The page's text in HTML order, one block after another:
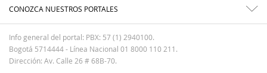
CONOZCA NUESTROS PORTALES
Info general del portal: PBX: 57 (1) 2940100.
Bogotá 5714444 - Línea Nacional 01 8000 110 211.
Dirección: Av. Calle 26 # 68B-70.